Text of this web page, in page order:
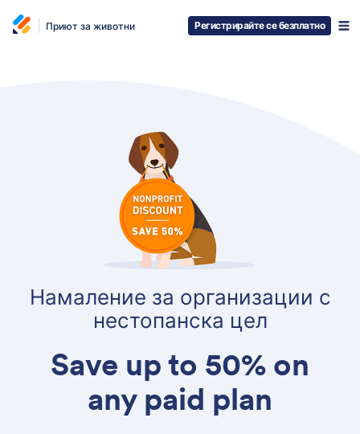
Приют за животни Регистрирайте се безплатно
Намаление за организации с
нестопанска цел
Save up to 50% on
any paid plan